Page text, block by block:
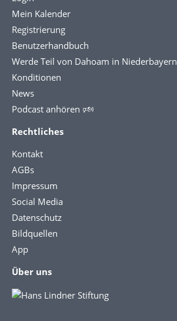
Mein Kalender
Registrierung
Benutzerhandbuch
Werde Teil von Dahoam in Niederbayern
Konditionen
News
Podcast anhören 🕬
Rechtliches
Kontakt
AGBs
Impressum
Social Media
Datenschutz
Bildquellen
App
Über uns